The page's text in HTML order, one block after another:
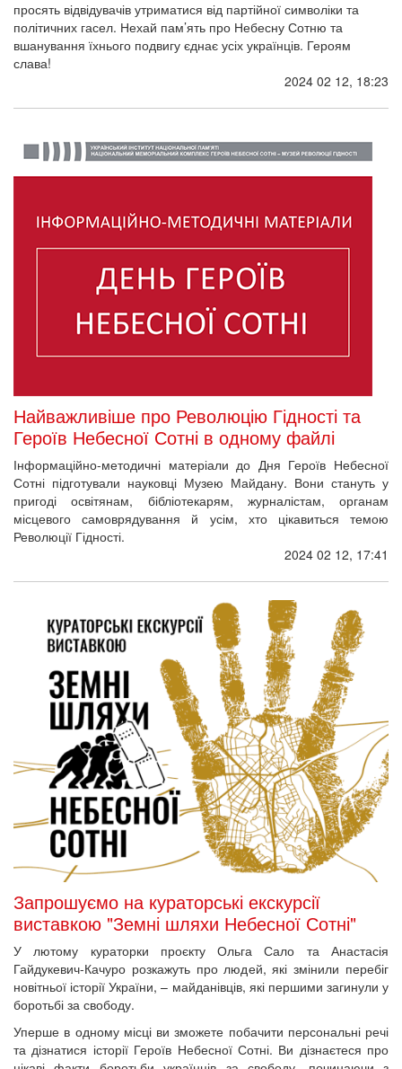
просять відвідувачів утриматися від партійної символіки та
політичних гасел. Нехай пам’ять про Небесну Сотню та
вшанування їхнього подвигу єднає усіх українців. Героям
слава!
2024 02 12, 18:23
Найважливіше про Революцію Гідності та
Героїв Небесної Сотні в одному файлі
Інформаційно-методичні матеріали до Дня Героїв Небесної
Сотні підготували науковці Музею Майдану. Вони стануть у
пригоді освітянам, бібліотекарям, журналістам, органам
місцевого самоврядування й усім, хто цікавиться темою
Революції Гідності.
2024 02 12, 17:41
Запрошуємо на кураторські екскурсії
виставкою "Земні шляхи Небесної Сотні"
У лютому кураторки проєкту Ольга Сало та Анастасія
Гайдукевич-Качуро розкажуть про людей, які змінили перебіг
новітньої історії України, – майданівців, які першими загинули у
боротьбі за свободу.
Уперше в одному місці ви зможете побачити персональні речі
та дізнатися історії Героїв Небесної Сотні. Ви дізнаєтеся про